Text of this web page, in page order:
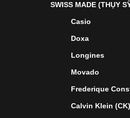
SWISS MADE (THỤY
Casio
Doxa
Longines
Movado
Frederique
Calvin Klein (CK)